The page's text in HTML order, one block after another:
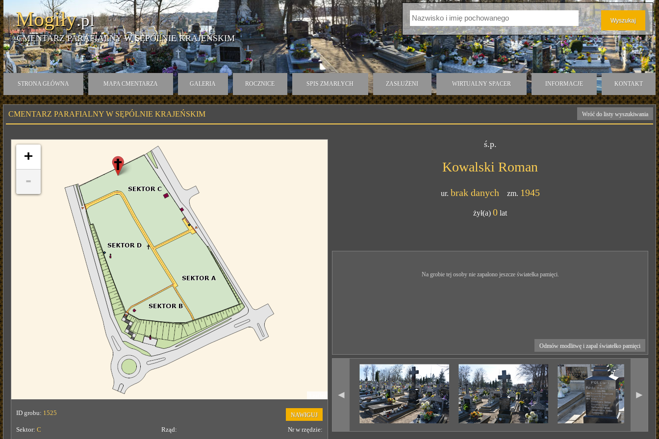
Mogiły.pl
CMENTARZ PARAFIALNY W SĘPÓLNIE KRAJEŃSKIM
STRONA GŁÓWNA MAPA CMENTARZA GALERIA ROCZNICE SPIS ZMARŁYCH ZASŁUŻENI WIRTUALNY SPACER INFORMACJE KONTAKT
CMENTARZ PARAFIALNY W SĘPÓLNIE KRAJEŃSKIM Wróć do listy wyszukiwania
+
-
ID grobu: 1525 NAWIGUJ
Sektor: C Rząd: Nr w rzędzie:
ś.p.
Kowalski Roman
ur. brak danych zm. 1945
żył(a)0 lat
Na grobie tej osoby nie zapalono jeszcze światełka pamięci.
Odmów modlitwę i zapal światełko pamięci
◄ ►